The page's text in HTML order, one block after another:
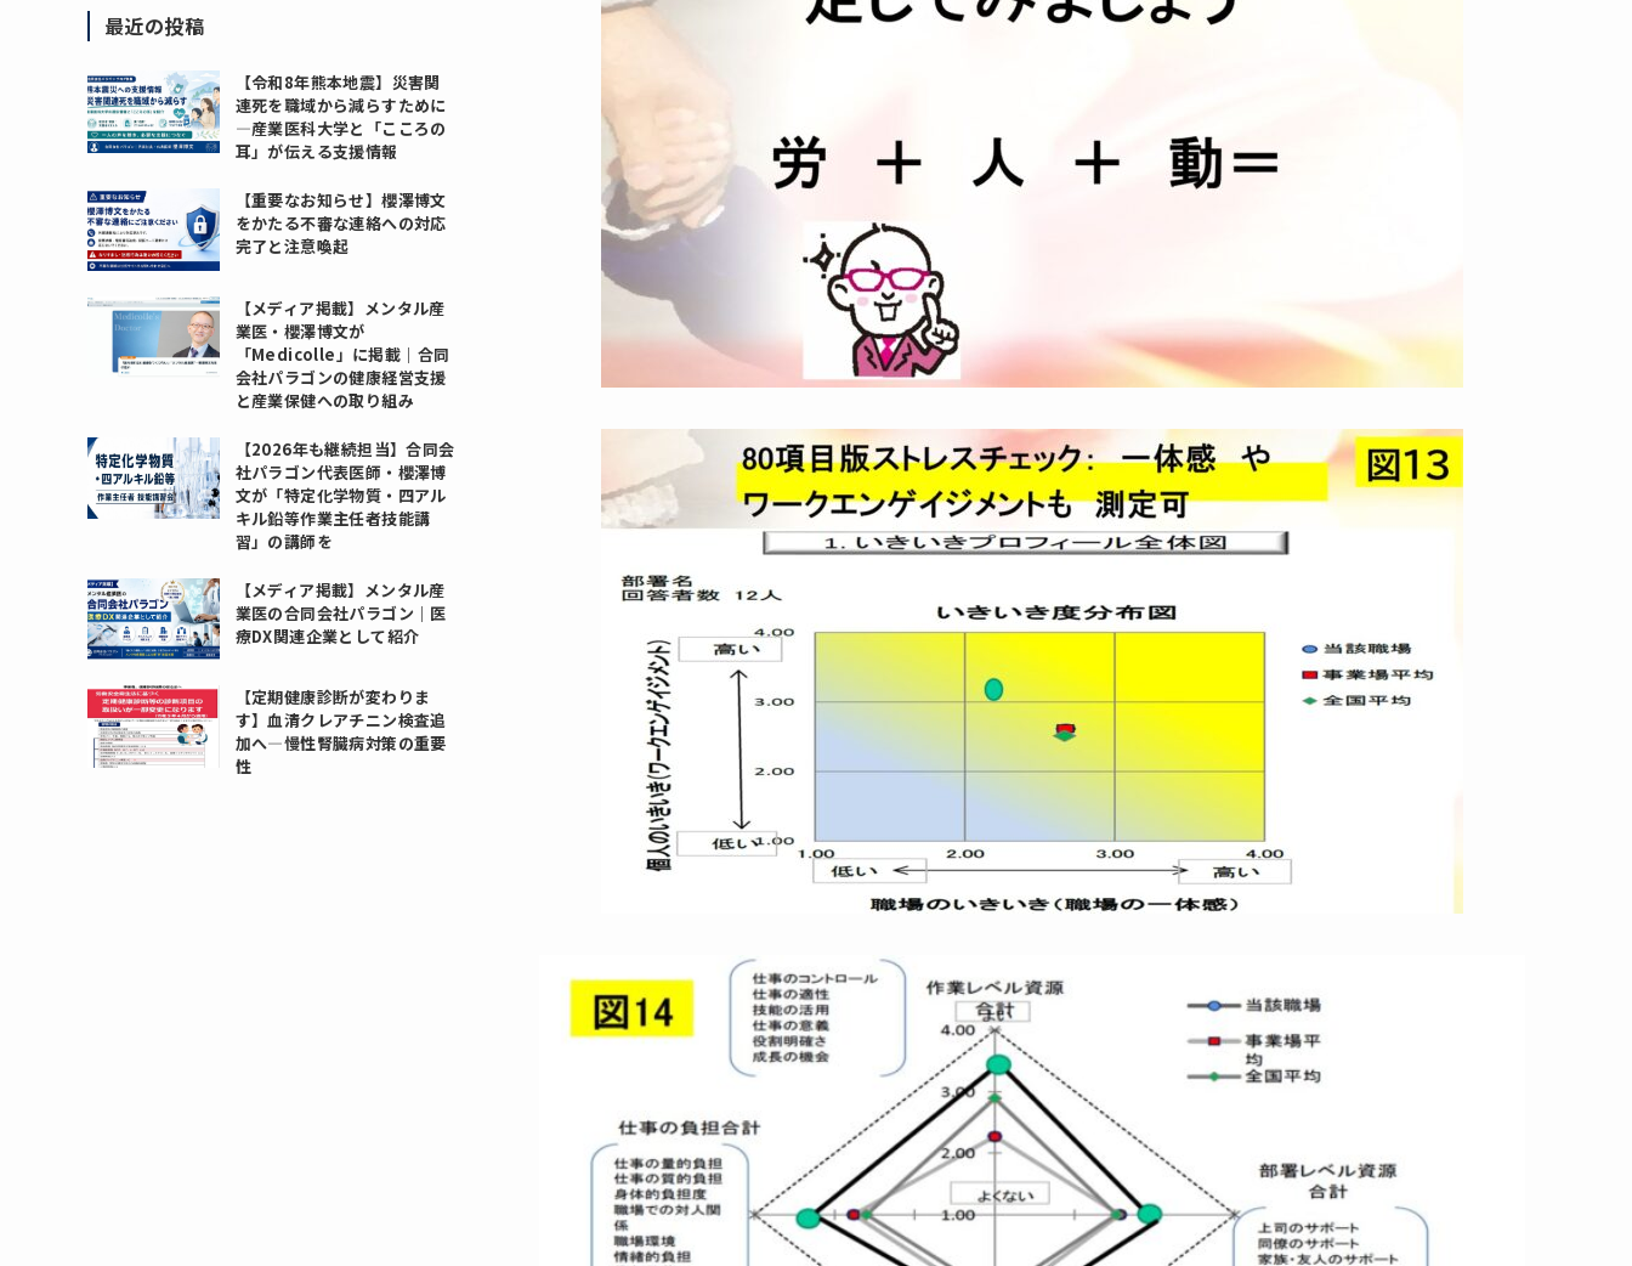
最近の投稿
【令和8年熊本地震】災害関
連死を職域から減らすために
―産業医科大学と「こころの
耳」が伝える支援情報
【重要なお知らせ】櫻澤博文
をかたる不審な連絡への対応
完了と注意喚起
【メディア掲載】メンタル産
業医・櫻澤博文が
「Medicolle」に掲載｜合同
会社パラゴンの健康経営支援
と産業保健への取り組み
【2026年も継続担当】合同会
社パラゴン代表医師・櫻澤博
文が「特定化学物質・四アル
キル鉛等作業主任者技能講
習」の講師を
【メディア掲載】メンタル産
業医の合同会社パラゴン｜医
療DX関連企業として紹介
【定期健康診断が変わりま
す】血清クレアチニン検査追
加へ―慢性腎臓病対策の重要
性